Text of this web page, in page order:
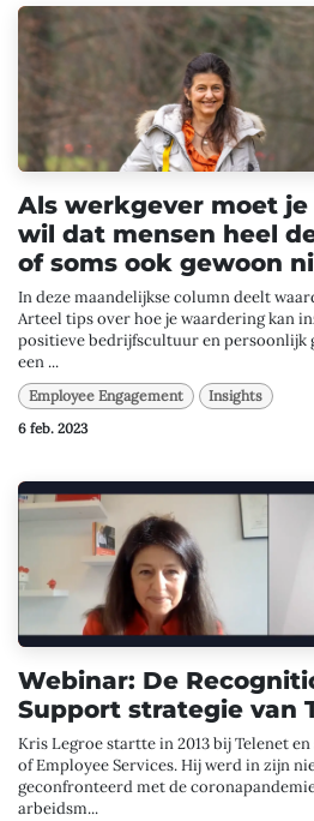
Als werkgever moet
wil dat mensen heel
of soms ook gewoon
In deze maandelijkse column deelt
Arteel tips over hoe je waardering kan
positieve bedrijfscultuur en persoonlijk
een ...
Employee Engagement Insights
6 feb. 2023
Webinar: De
Support strategie van
Kris Legroe startte in 2013 bij Telenet
of Employee Services. Hij werd in zijn
geconfronteerd met de
arbeidsm...